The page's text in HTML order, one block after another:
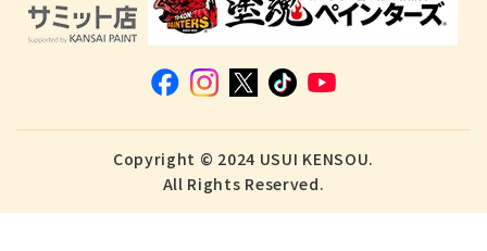
Copyright © 2024 USUI KENSOU.
All Rights Reserved.